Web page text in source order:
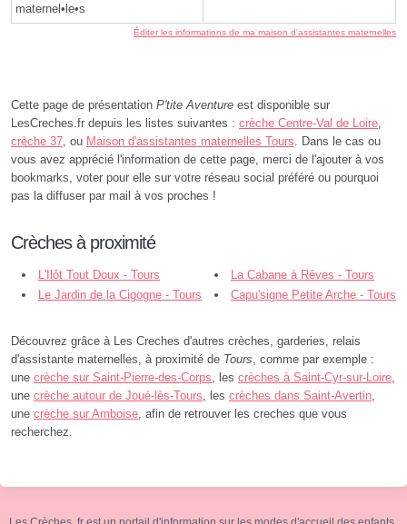
maternel•le•s
Éditer les informations de ma maison d'assistantes maternelles
Cette page de présentation P'tite Aventure est disponible sur
LesCreches.fr depuis les listes suivantes : crèche Centre-Val de Loire
crèche 37 , ou Maison d'assistantes maternelles Tours . Dans le cas ou
vous avez apprécié l'information de cette page, merci de l'ajouter à vos
bookmarks, voter pour elle sur votre réseau social préféré ou pourquoi
pas la diffuser par mail à vos proches !
Crèches à proximité
L'Ilôt Tout Doux - Tours
La Cabane à Rêves - Tours
Le Jardin de la Cigogne - Tours
Capu'signe Petite Arche - Tours
Découvrez grâce à Les Creches d'autres crèches, garderies, relais
d'assistante maternelles, à proximité de Tours , comme par exemple :
une crèche sur Saint-Pierre-des-Corps , les crèches à Saint-Cyr-sur-Loire
une crèche autour de Joué-lès-Tours , les crèches dans Saint-Avertin
une crèche sur Amboise , afin de retrouver les creches que vous
recherchez.